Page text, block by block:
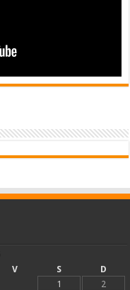
V S
D
1
2